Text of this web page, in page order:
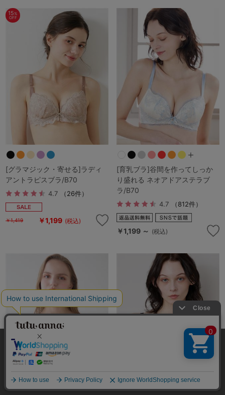
15%
OFF
[グラマジック・寄せる]ラディ
アントラピスブラ/B70
4.7 （26件）
￥1,419 ￥1,199 (税込)
[育乳ブラ]谷間を作ってしっか
り盛れる ネオアドアステラブ
ラ/B70
4.7 （812件）
￥1,199 ～ (税込)
本サイトでは、より快適にご利用いただけるようCookieを利用し
ています。詳細については
をご確認くださ
い。
承諾する